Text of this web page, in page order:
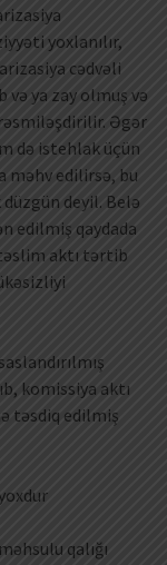
yoxlanılır,
cədvəli
ya zay olmuş və
Əgər
də istehlak üçün
məhv edilirsə, bu
deyil. Belə
edilmiş qaydada
aktı tərtib
komissiya aktı
təsdiq edilmiş
qalığı